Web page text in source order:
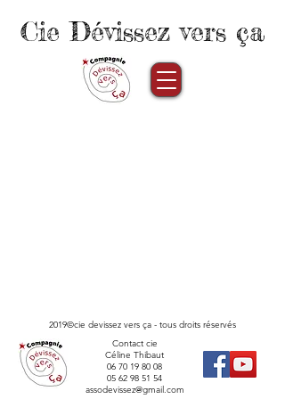
Cie Dévissez vers ça
2019©cie devissez vers ça - tous droits réservés
Contact cie
Céline Thibaut
06 70 19 80 08
05 62 98 51 54
assodevissez@gmail.com